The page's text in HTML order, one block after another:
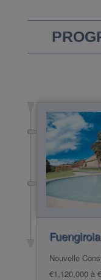
Fuengirola
Nouvelle
€1,120,000 à